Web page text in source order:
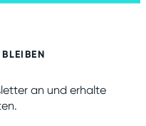
an und erhalte